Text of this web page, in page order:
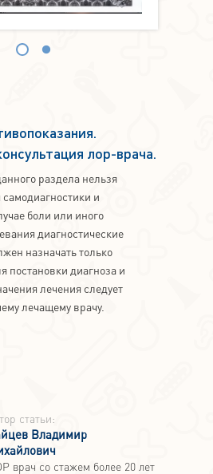
лор-врача.
раздела нельзя
и
боли или иного
диагностические
назначать только
постановки диагноза и
лечения следует
лечащему врачу.
статьи:
Владимир
врач со стажем более 20 лет